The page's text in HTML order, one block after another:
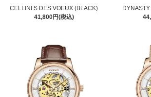
CELLINI S DES VOEUX (BLACK)
41,800円(税込)